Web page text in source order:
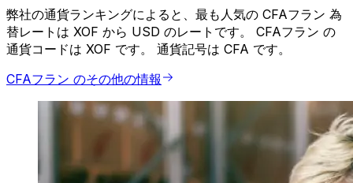
弊社の通貨ランキングによると、最も人気の CFAフラン 為
替レートは XOF から USD のレートです。 CFAフラン の
通貨コードは XOF です。 通貨記号は CFA です。
CFAフラン のその他の情報